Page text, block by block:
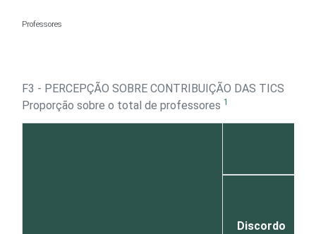
Professores
F3 - PERCEPÇÃO SOBRE CONTRIBUIÇÃO DAS TICS
Proporção sobre o total de professores 1
Discordo